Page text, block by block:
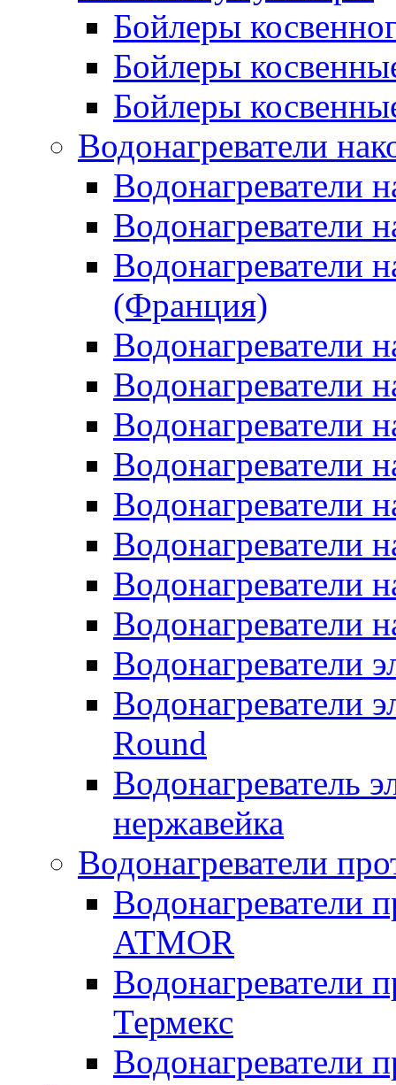
Бойлеры
Бойлеры
Бойлеры
Водонагреватели
Водонагреватели
Водонагреватели
Водонагреватели
(Франция)
Водонагреватели
Водонагреватели
Водонагреватели
Водонагреватели
Водонагреватели
Водонагреватели
Водонагреватели
Водонагреватели
Водонагреватели
Водонагреватели
Round
Водонагреватель
нержавейка
Водонагреватели
Водонагреватели
ATMOR
Водонагреватели
Термекс
Водонагреватели